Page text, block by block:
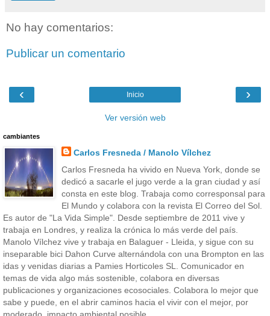
No hay comentarios:
Publicar un comentario
‹ ›
Inicio
Ver versión web
cambiantes
Carlos Fresneda / Manolo Vílchez
Carlos Fresneda ha vivido en Nueva York, donde se
dedicó a sacarle el jugo verde a la gran ciudad y así
consta en este blog. Trabaja como corresponsal para
El Mundo y colabora con la revista El Correo del Sol.
Es autor de "La Vida Simple". Desde septiembre de 2011 vive y
trabaja en Londres, y realiza la crónica lo más verde del país.
Manolo Vílchez vive y trabaja en Balaguer - Lleida, y sigue con su
inseparable bici Dahon Curve alternándola con una Brompton en las
idas y venidas diarias a Pamies Horticoles SL. Comunicador en
temas de vida algo más sostenible, colabora en diversas
publicaciones y organizaciones ecosociales. Colabora lo mejor que
sabe y puede, en el abrir caminos hacia el vivir con el mejor, por
moderado, impacto ambiental posible.